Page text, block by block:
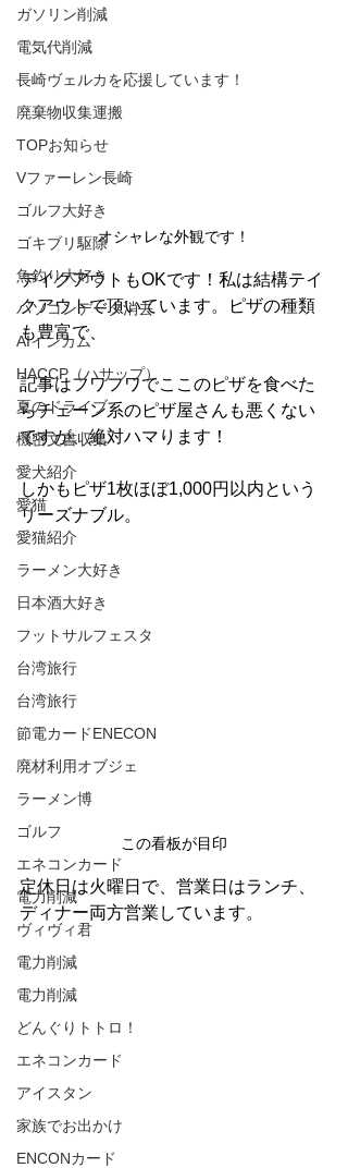
ガソリン削減
電気代削減
長崎ヴェルカを応援しています！
廃棄物収集運搬
TOPお知らせ
Vファーレン長崎
ゴルフ大好き
ゴキブリ駆除
魚釣り大好き
パソコンデータ消去
AIインカム
HACCP（ハサップ）
夏のドライブ
機密文書収集
愛犬紹介
愛猫
愛猫紹介
ラーメン大好き
日本酒大好き
フットサルフェスタ
台湾旅行
台湾旅行
節電カードENECON
廃材利用オブジェ
ラーメン博
ゴルフ
エネコンカード
電力削減
ヴィヴィ君
電力削減
電力削減
どんぐりトトロ！
エネコンカード
アイスタン
家族でお出かけ
ENCONカード
オシャレな外観です！
テイクアウトもOKです！私は結構テイ
クアウトで頂いています。ピザの種類
も豊富で、
記事はフワフワでここのピザを食べた
らチェーン系のピザ屋さんも悪くない
ですが、絶対ハマります！
しかもピザ1枚ほぼ1,000円以内という
リーズナブル。
この看板が目印
定休日は火曜日で、営業日はランチ、
ディナー両方営業しています。